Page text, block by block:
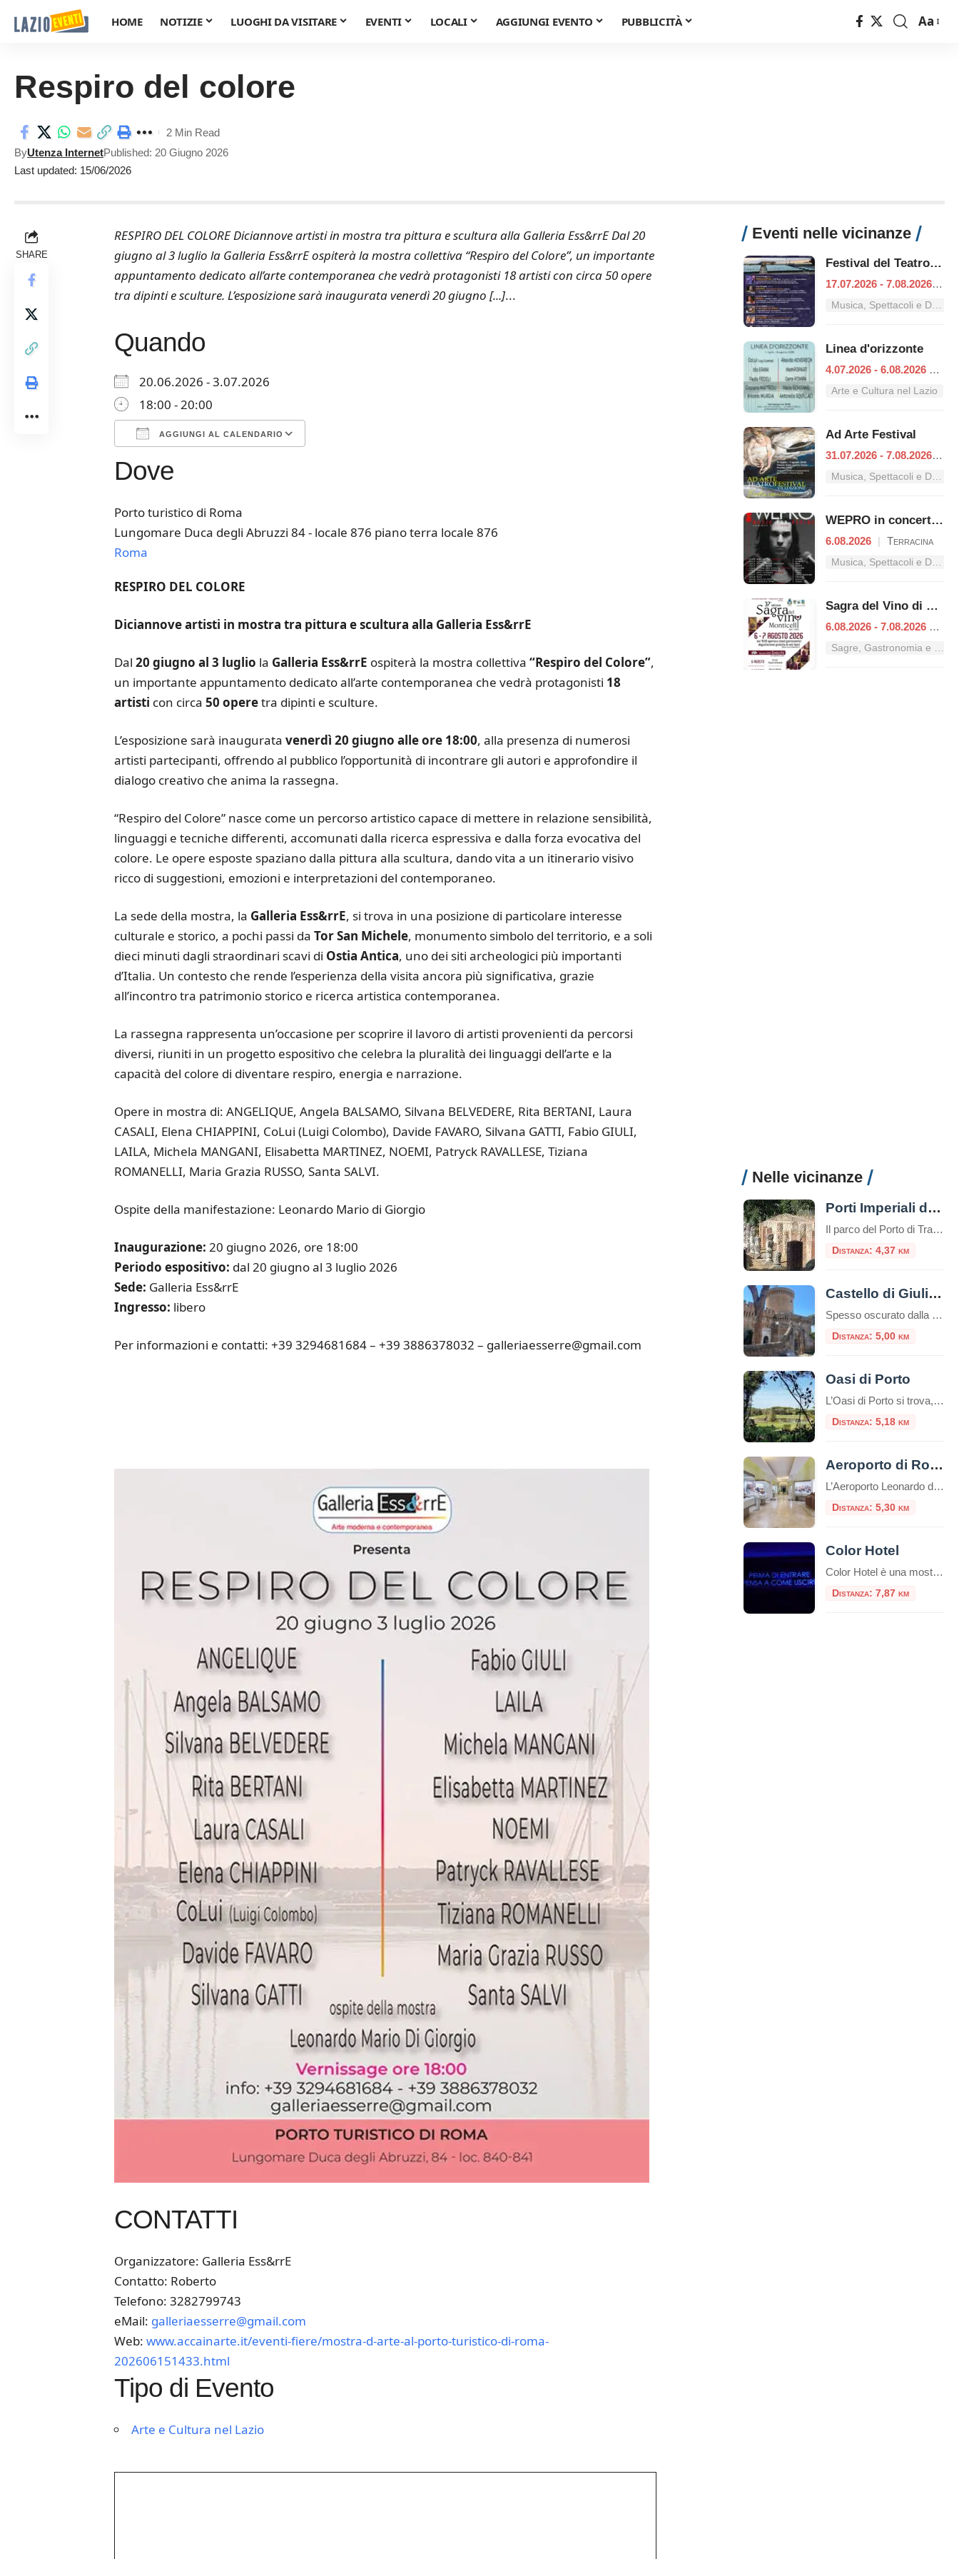
HOME NOTIZIE LUOGHI DA VISITARE EVENTI LOCALI AGGIUNGI EVENTO PUBBLICITÀ
Font
Aa
Respiro del colore
Last updated: 15/06/2026
ByUtenza InternetPublished: 20 Giugno 2026
2 Min Read
SHARE
RESPIRO DEL COLORE Diciannove artisti in mostra tra pittura e scultura alla Galleria Ess&rrE Dal 20
giugno al 3 luglio la Galleria Ess&rrE ospiterà la mostra collettiva “Respiro del Colore”, un importante
appuntamento dedicato all’arte contemporanea che vedrà protagonisti 18 artisti con circa 50 opere
tra dipinti e sculture. L’esposizione sarà inaugurata venerdì 20 giugno [...]...
Quando
20.06.2026 - 3.07.2026
18:00 - 20:00
AGGIUNGI AL CALENDARIO
Download ICS
Dove
Porto turistico di Roma
Lungomare Duca degli Abruzzi 84 - locale 876 piano terra locale 876
Roma
RESPIRO DEL COLORE
Diciannove artisti in mostra tra pittura e scultura alla Galleria Ess&rrE
Dal 20 giugno al 3 luglio la Galleria Ess&rrE ospiterà la mostra collettiva “Respiro del Colore”,
un importante appuntamento dedicato all’arte contemporanea che vedrà protagonisti 18
artisti con circa 50 operetra dipinti e sculture.
L’esposizione sarà inaugurata venerdì 20 giugno alle ore 18:00, alla presenza di numerosi
artisti partecipanti, offrendo al pubblico l’opportunità di incontrare gli autori e approfondire il
dialogo creativo che anima la rassegna.
“Respiro del Colore” nasce come un percorso artistico capace di mettere in relazione sensibilità,
linguaggi e tecniche differenti, accomunati dalla ricerca espressiva e dalla forza evocativa del
colore. Le opere esposte spaziano dalla pittura alla scultura, dando vita a un itinerario visivo
ricco di suggestioni, emozioni e interpretazioni del contemporaneo.
La sede della mostra, la Galleria Ess&rrE, si trova in una posizione di particolare interesse
culturale e storico, a pochi passi da Tor San Michele, monumento simbolo del territorio, e a soli
dieci minuti dagli straordinari scavi di Ostia Antica, uno dei siti archeologici più importanti
d’Italia. Un contesto che rende l’esperienza della visita ancora più significativa, grazie
all’incontro tra patrimonio storico e ricerca artistica contemporanea.
La rassegna rappresenta un’occasione per scoprire il lavoro di artisti provenienti da percorsi
diversi, riuniti in un progetto espositivo che celebra la pluralità dei linguaggi dell’arte e la
capacità del colore di diventare respiro, energia e narrazione.
Opere in mostra di: ANGELIQUE, Angela BALSAMO, Silvana BELVEDERE, Rita BERTANI, Laura
CASALI, Elena CHIAPPINI, CoLui (Luigi Colombo), Davide FAVARO, Silvana GATTI, Fabio GIULI,
LAILA, Michela MANGANI, Elisabetta MARTINEZ, NOEMI, Patryck RAVALLESE, Tiziana
ROMANELLI, Maria Grazia RUSSO, Santa SALVI.
Ospite della manifestazione: Leonardo Mario di Giorgio
Inaugurazione: 20 giugno 2026, ore 18:00
Periodo espositivo: dal 20 giugno al 3 luglio 2026
Sede: Galleria Ess&rrE
Ingresso: libero
Per informazioni e contatti: +39 3294681684 – +39 3886378032 – galleriaesserre@gmail.com
CONTATTI
Organizzatore: Galleria Ess&rrE
Contatto: Roberto
Telefono: 3282799743
eMail: galleriaesserre@gmail.com
Web: www.accainarte.it/eventi-fiere/mostra-d-arte-al-porto-turistico-di-roma-
202606151433.html
Tipo di Evento
Arte e Cultura nel Lazio
Eventi nelle vicinanze
Festival del Teatro classico
17.07.2026 - 7.08.2026
|
Musica, Spettacoli e Danza nel Lazio
Linea d'orizzonte
4.07.2026 - 6.08.2026 |
Arte e Cultura nel Lazio
Ad Arte Festival
31.07.2026 - 7.08.2026
|
Musica, Spettacoli e Danza nel Lazio
WEPRO in concerto alla BAHIA di Terracina
6.08.2026 | Terracina
Musica, Spettacoli e Danza nel Lazio
Sagra del Vino di Monticelli
6.08.2026 - 7.08.2026 |
Sagre, Gastronomia e Tradizioni nel Lazio
Nelle vicinanze
Porti Imperiali di Claudio e Traiano
Il parco del Porto di Traiano è un paesaggio di grandissimo valore culturale e naturale, in cui i resti dell’antico impianto portuale si legano al patrimonio arboreo e agli specchi d’acqua, in una unità armonica resa suggestiva dalle tracce del tempo
Distanza: 4,37 km
Castello di Giulio II
Spesso oscurato dalla fama mondiale dei vicini scavi archeologici romani, il Castello di Giulio II è una gemma rinascimentale che merita assolutamente una visita. Situato nel cuore del pittoresco borgo medievale di Ostia Antica, questa fortezza racconta una storia di papi guerrieri, dazi doganali e un fiume che ha cambiato corso. Se cercate una gita […]
Distanza: 5,00 km
Oasi di Porto
L’Oasi di Porto si trova, in una suggestiva cornice naturale, alla foce del Tevere, nei pressi di Fiumicino e si estende intorno all’antico Porto di Traiano, costruito nel II secolo d.C. sul preesistente Porto di Claudio. L’elemento caratterizzante è il lago, l’antico bacino portuale fatto costruire dall’imperatore Traiano (98 – 117 d.C.), in sostituzione del […]
Distanza: 5,18 km
Aeroporto di Roma Fiumicino: esposte tre sculture etrusche di inestimabile valore
L’Aeroporto Leonardo da Vinci di Fiumicino aggiunge un nuovo tassello al suo percorso di valorizzazione culturale con l’inaugurazione dell’esposizione “Etruschi per l’eternità”, una mostra che celebra la raffinatezza della civiltà etrusca attraverso tre sculture provenienti dalle collezioni del Museo Nazionale Etrusco di Villa Giulia. Questo progetto rappresenta una straordinaria opportunità per migliaia di passeggeri, che possono immergersi […]
Distanza: 5,30 km
Color Hotel
Color Hotel è una mostra interattiva permanente composta da 11 sale tematiche che prende le sembianze di un hotel incantevole! Una sorprendente area interattiva permanente dedicata al gioco e al puro divertimento. E’ ospitato negli spazi di The Wow Side Shopping Centre (ex Parco Leonardo) a Fiumicino. Al confine tra realtà e sogno, questo spazio di 4.000 mq, custodisce al suo interno incredibili sorprese […]
Distanza: 7,87 km